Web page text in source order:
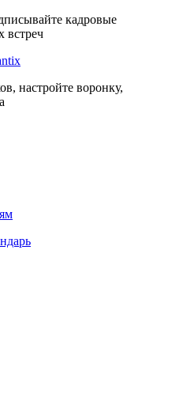
кадровые
встреч
настройте воронку,